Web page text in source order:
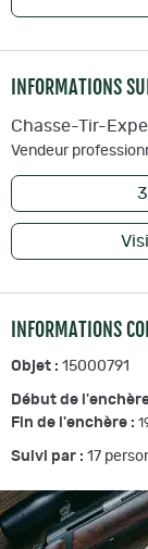
INFORMATIONS
Chasse-Tir-
Vendeur
INFORMATIONS
Objet : 15000791
Début de
Fin de l'enchère :
Suivi par : 17